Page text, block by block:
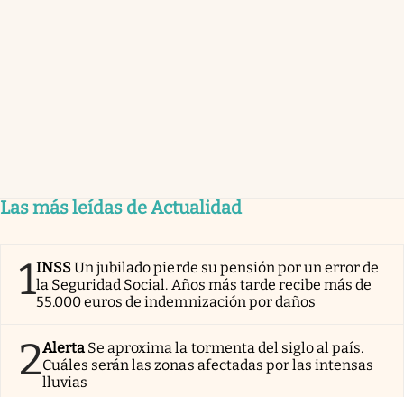
Las más leídas de Actualidad
1INSSUn jubilado pierde su pensión por un error de
la Seguridad Social. Años más tarde recibe más de
55.000 euros de indemnización por daños
2Alerta Se aproxima la tormenta del siglo al país.
Cuáles serán las zonas afectadas por las intensas
lluvias